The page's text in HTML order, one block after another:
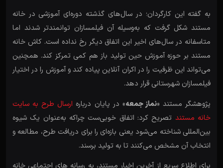
به گفته این کارگردان؛ در سال‌های گذشته دوره‌ای آموزشی در خانه
مستند شکل گرفت که به‌وسیله آن فیلمسازان توانمندتر شدند اما
متاسفانه در سال‌های اخیر این اتفاق دیگر رخ نداده است. کاش خانه
مستند بر حوزه آموزش حین تولید باز هم کمی تمرکز کند. همچنین
می‌تواند این ظرفیت را در اکران آنلاین پیاده کند و آموزش را در اختیار
فیلمسازان شهرستانی قرار دهد.
پژوهشگر مستند «نماز جمعه» در پایان درباره ارسال طرح به سایت
خانه مستند تصریح کرد: اتفاق خوبی‌ست چراکه به‌عنوان یک شیوه
بین‌المللی شناخته می‌شود یعنی بازه‌ای را برای دریافت طرح، مطالعه و
انتخاب آن مشخص می‌کنند تا به تولید برسند.